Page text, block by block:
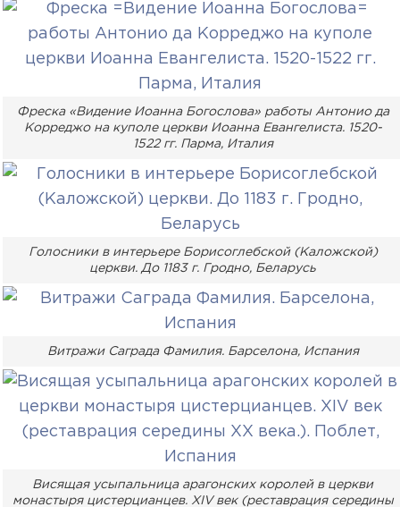
Фреска «Видение Иоанна Богослова» работы Антонио да
Корреджо на куполе церкви Иоанна Евангелиста. 1520-
1522 гг. Парма, Италия
Голосники в интерьере Борисоглебской (Каложской)
церкви. До 1183 г. Гродно, Беларусь
Витражи Саграда Фамилия. Барселона, Испания
Висящая усыпальница арагонских королей в церкви
монастыря цистерцианцев. XIV век (реставрация середины